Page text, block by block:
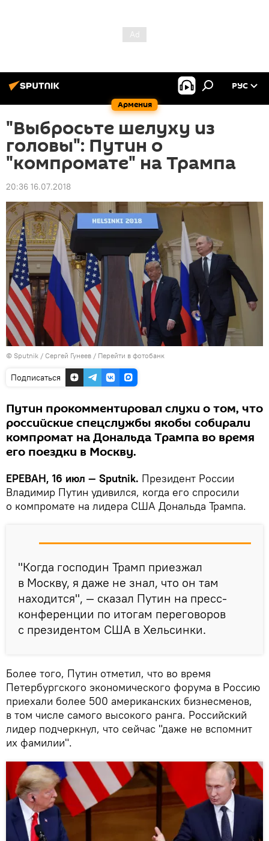
Армения
РУС
"Выбросьте шелуху из
головы": Путин о
"компромате" на Трампа
20:36 16.07.2018
© Sputnik / Сергей Гунеев / Перейти в фотобанк
Подписаться
Путин прокомментировал слухи о том, что
российские спецслужбы якобы собирали
компромат на Дональда Трампа во время
его поездки в Москву.
ЕРЕВАН, 16 июл — Sputnik. Президент России
Владимир Путин удивился, когда его спросили
о компромате на лидера США Дональда Трампа.
"Когда господин Трамп приезжал
в Москву, я даже не знал, что он там
находится", — сказал Путин на пресс-
конференции по итогам переговоров
с президентом США в Хельсинки.
Более того, Путин отметил, что во время
Петербургского экономического форума в Россию
приехали более 500 американских бизнесменов,
в том числе самого высокого ранга. Российский
лидер подчеркнул, что сейчас "даже не вспомнит
их фамилии".